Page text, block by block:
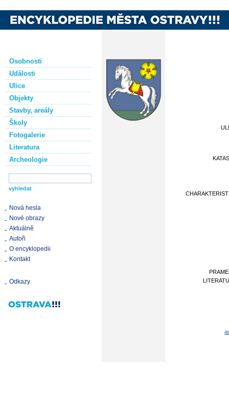
Osobnosti
Události
Ulice
Objekty
Stavby, areály
Školy
Fotogalerie
Literatura
Archeologie
Nová hesla
Nové obrazy
Aktuálně
Autoři
O encyklopedii
Kontakt
Odkazy